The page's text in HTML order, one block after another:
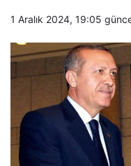
1 Aralık 2024, 19:05